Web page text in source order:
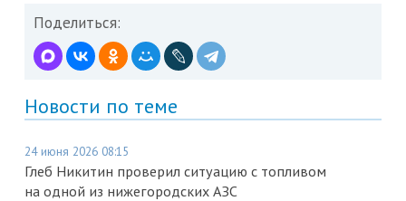
Поделиться:
Новости по теме
24 июня 2026 08:15
Глеб Никитин проверил ситуацию с топливом
на одной из нижегородских АЗС